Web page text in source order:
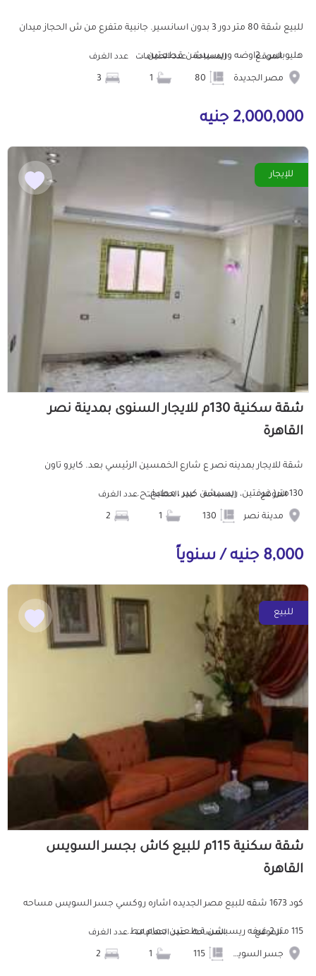
للبيع شقة 80 متر دور 3 بدون اسانسير. جانبية متفرع من ش الحجاز ميدان
هليوبلس. 2اوضه وريسيبشن قطعتين...
الموقع
مصر الجديدة
المساحة عدد الحمامات عدد الغرف
2,000,000 جنيه
للإيجار
شقة سكنية 130م للايجار السنوى بمدينة نصر
القاهرة
شقة للايجار بمدينه نصر ع شارع الخمسين الرئيسي بعد. كايرو تاون
130متر( غرفتين، ريسبشن كبير ، مطبخ، ح... الموقع
مدينة نصر
المساحة عدد الحمامات عدد الغرف
8,000 جنيه / سنوياً
للبيع
شقة سكنية 115م للبيع كاش بجسر السويس
القاهرة
كود 1673 شقه للبيع مصر الجديده اشاره روكسي جسر السويس مساحه
115 متر 2 غرفه ريسبشن قطعتين حمام مط... الموقع
جسر السويس
المساحة عدد الحمامات عدد الغرف